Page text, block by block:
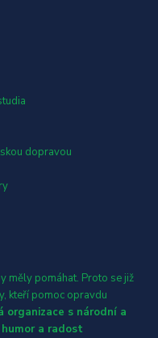
dopravou
měly pomáhat. Proto se již
kteří pomoc opravdu
organizace s národní a
humor a radost